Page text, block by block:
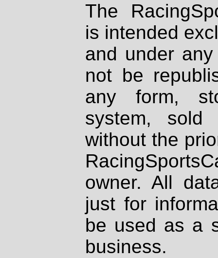
The
is intended
and under
not be
any form,
system, sold
without the
owner. All
just for
be used as a
business.